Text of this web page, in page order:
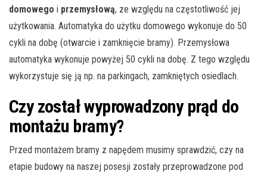
domowego i przemysłową, ze względu na częstotliwość jej
użytkowania. Automatyka do użytku domowego wykonuje do 50
cykli na dobę (otwarcie i zamknięcie bramy). Przemysłowa
automatyka wykonuje powyżej 50 cykli na dobę. Z tego względu
wykorzystuje się ją np. na parkingach, zamkniętych osiedlach.
Czy został wyprowadzony prąd do
montażu bramy?
Przed montażem bramy z napędem musimy sprawdzić, czy na
etapie budowy na naszej posesji zostały przeprowadzone pod